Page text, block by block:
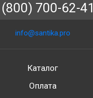
700-62-41
info@santika.pro
Каталог
Оплата